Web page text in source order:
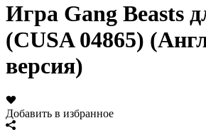
Игра Gang Beasts
(CUSA 04865)
версия)
Добавить в избранное